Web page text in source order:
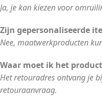
Ja, je kan kiezen voor
Zijn gepersonaliseerde
Nee, maatwerkproducten
Waar moet ik het
Het retouradres ontvang je
retouraanvraag.